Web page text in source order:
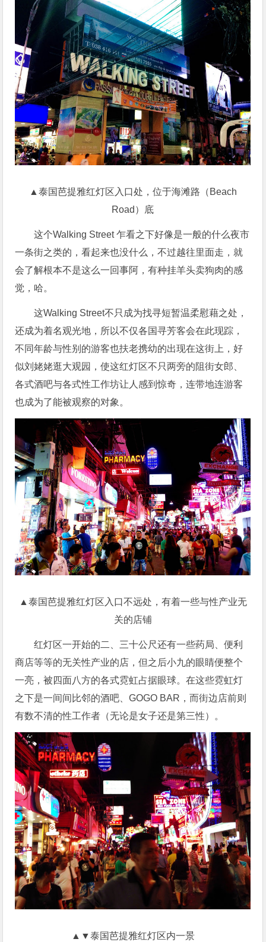
▲泰国芭提雅红灯区入口处，位于海滩路（Beach
Road）底
这个Walking Street 乍看之下好像是一般的什么夜市
一条街之类的，看起来也没什么，不过越往里面走，就
会了解根本不是这么一回事阿，有种挂羊头卖狗肉的感
觉，哈。
这Walking Street不只成为找寻短暂温柔慰藉之处，
还成为着名观光地，所以不仅各国寻芳客会在此现踪，
不同年龄与性别的游客也扶老携幼的出现在这街上，好
似刘姥姥逛大观园，使这红灯区不只两旁的阻街女郎、
各式酒吧与各式性工作坊让人感到惊奇，连带地连游客
也成为了能被观察的对象。
▲泰国芭提雅红灯区入口不远处，有着一些与性产业无
关的店铺
红灯区一开始的二、三十公尺还有一些药局、便利
商店等等的无关性产业的店，但之后小九的眼睛便整个
一亮，被四面八方的各式霓虹占据眼球。在这些霓虹灯
之下是一间间比邻的酒吧、GOGO BAR，而街边店前则
有数不清的性工作者（无论是女子还是第三性）。
▲▼泰国芭提雅红灯区内一景